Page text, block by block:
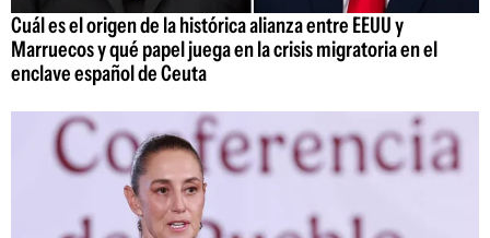
Cuál es el origen de la histórica alianza entre EEUU y
Marruecos y qué papel juega en la crisis migratoria en el
enclave español de Ceuta